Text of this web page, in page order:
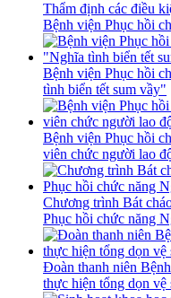
Thẩm định các điều
Bệnh viện Phục hồi
Bệnh viện Phục hồi
tình biển tết sum vầy"
Bệnh viện Phục hồi
viên chức người lao
Chương trình Bát
Phục hồi chức năng
Đoàn thanh niên
thực hiện tổng dọn